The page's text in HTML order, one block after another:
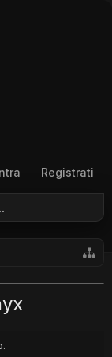
Registrati